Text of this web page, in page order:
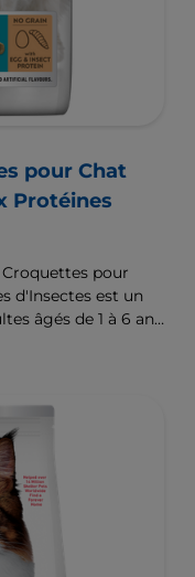
pour Chat
Protéines
pour
d'Insectes est un
âgés de 1 à 6 ans.